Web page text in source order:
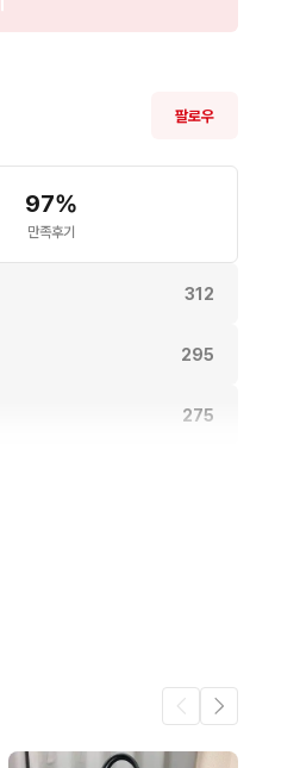
팔로우
97%
만족후기
312
295
275